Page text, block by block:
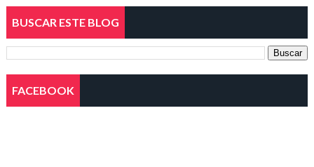
BUSCAR ESTE BLOG
FACEBOOK